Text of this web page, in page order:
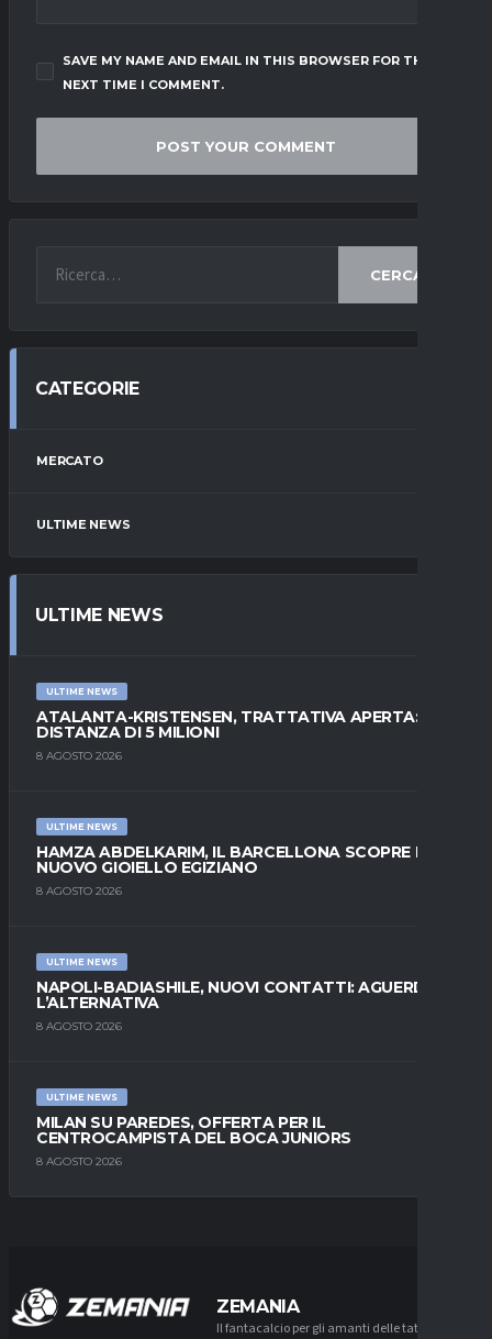
SAVE MY NAME AND EMAIL IN THIS BROWSER FOR THE
NEXT TIME I COMMENT.
CERCA
CATEGORIE
MERCATO
ULTIME NEWS
ULTIME NEWS
ULTIME NEWS
ATALANTA-KRISTENSEN, TRATTATIVA APERTA:
DISTANZA DI 5 MILIONI
8 AGOSTO 2026
ULTIME NEWS
HAMZA ABDELKARIM, IL BARCELLONA SCOPRE IL
NUOVO GIOIELLO EGIZIANO
8 AGOSTO 2026
ULTIME NEWS
NAPOLI-BADIASHILE, NUOVI CONTATTI: AGUERD È
L’ALTERNATIVA
8 AGOSTO 2026
ULTIME NEWS
MILAN SU PAREDES, OFFERTA PER IL
CENTROCAMPISTA DEL BOCA JUNIORS
8 AGOSTO 2026
ZEMANIA
Il fantacalcio per gli amanti delle tattiche